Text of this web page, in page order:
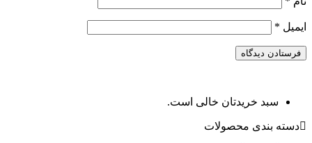
ایمیل *
سبد خریدتان خالی است.
دسته بندی محصولات